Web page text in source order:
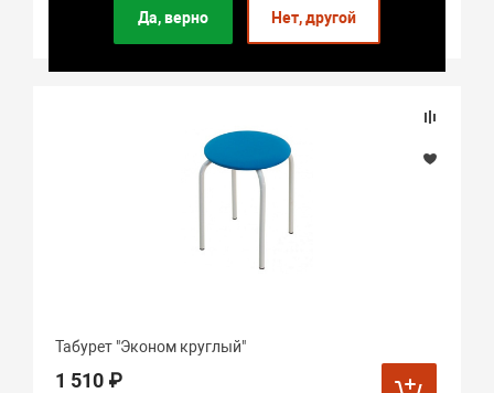
Да, верно Нет, другой
Наличие: мало
Табурет "Эконом круглый"
1 510 ₽